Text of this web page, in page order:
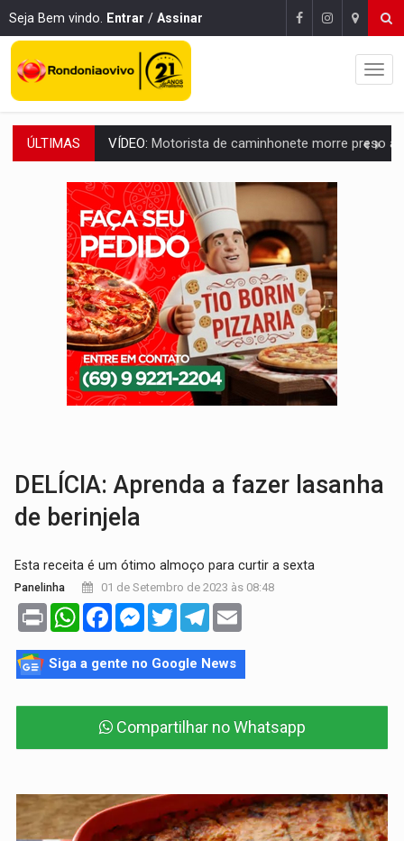
Seja Bem vindo. Entrar / Assinar
ÚLTIMAS LAZER:Seis lugares gratuitos para aproveitar o fim de semana
VÍDEO:FTICCO e Força Tática prendem membro do CV com arma e drogas
INCLUSÃO:Prefeitura fortalece parceria com a APAE para ampliar ações
DEFESA:Exército testa inovações no combate a drones durante
TEMAS SOCIOAMBIENTAIS:Em Itapuã do Oeste, CINEMAZÔNIA leva cinema
PREVISÃO:Interior de Rondônia terá sábado (8) de calor intenso
INFRAESTRUTURA:Após quase 30 anos de espera, asfalto chega ao
A ILHA:Coreografia de Rondônia estreia na programação do Festival de
DELÍCIA: Aprenda a fazer lasanha
de berinjela
Esta receita é um ótimo almoço para curtir a sexta
Panelinha 01 de Setembro de 2023 às 08:48
Print WhatsAppFacebookMessenger
TwitterTelegram
Siga a gente no Google News
Compartilhar no Whatsapp